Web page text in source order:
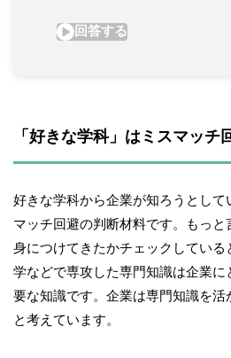
「好きな学科」はミスマッチ
好きな学科から企業が知ろうとして
マッチ回避の判断材料です。もっと
身につけてきたかチェックしてい
学などで専攻した専門知識は企業
要な知識です。企業は専門知識を
と考えています。